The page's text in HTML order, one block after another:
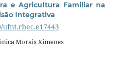
e Agricultura Familiar na
Integrativa
ufnt.rbec.e17443
Morais Ximenes